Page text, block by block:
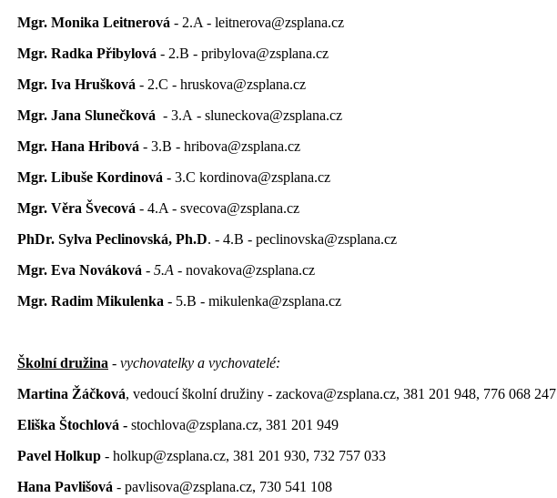
Mgr. Monika Leitnerová - 2.A - leitnerova@zsplana.cz
Mgr. Radka Přibylová - 2.B - pribylova@zsplana.cz
Mgr. Iva Hrušková - 2.C - hruskova@zsplana.cz
Mgr. Jana Slunečková - 3.A - sluneckova@zsplana.cz
Mgr. Hana Hribová - 3.B - hribova@zsplana.cz
Mgr. Libuše Kordinová - 3.C kordinova@zsplana.cz
Mgr. Věra Švecová - 4.A - svecova@zsplana.cz
PhDr. Sylva Peclinovská, Ph.D. - 4.B - peclinovska@zsplana.cz
Mgr. Eva Nováková - 5.A - novakova@zsplana.cz
Mgr. Radim Mikulenka - 5.B - mikulenka@zsplana.cz
Školní družina - vychovatelky a vychovatelé:
Martina Žáčková, vedoucí školní družiny - zackova@zsplana.cz, 381 201 948, 776 068 247
Eliška Štochlová - stochlova@zsplana.cz, 381 201 949
Pavel Holkup - holkup@zsplana.cz, 381 201 930, 732 757 033
Hana Pavlišová - pavlisova@zsplana.cz, 730 541 108